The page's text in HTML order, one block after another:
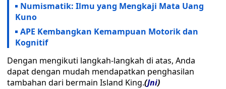
Numismatik: Ilmu yang Mengkaji Mata Uang
Kuno
APE Kembangkan Kemampuan Motorik dan
Kognitif
Dengan mengikuti langkah-langkah di atas, Anda
dapat dengan mudah mendapatkan penghasilan
tambahan dari bermain Island King.(Jni)